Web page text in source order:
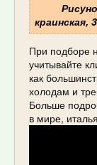
краинская,
При подборе
учитывайте
как
холодам и
Больше
в мире,